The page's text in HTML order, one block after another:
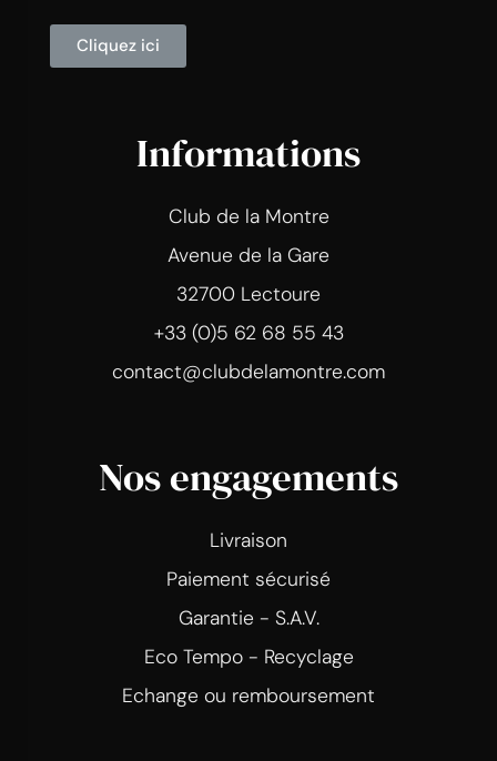
Cliquez ici
Informations
Club de la Montre
Avenue de la Gare
32700 Lectoure
+33 (0)5 62 68 55 43
contact@clubdelamontre.com
Nos engagements
Livraison
Paiement sécurisé
Garantie - S.A.V.
Eco Tempo - Recyclage
Echange ou remboursement